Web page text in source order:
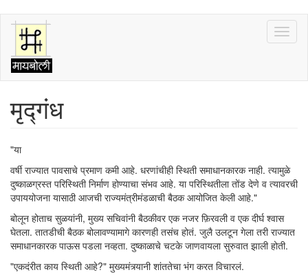
Skip
main
content
मृद्गंध
"या
वर्षी राज्यात पावसाचे प्रमाण कमी आहे. धरणांचीही स्थिती समाधानकारक नाही. त्यामुळे
दुष्काळग्रस्त परिस्थिती निर्माण होण्याचा संभव आहे. या परिस्थितीला तोंड देणे व त्यावरची
उपाययोजना यासाठी आजची राज्यमंत्रीमंडळाची बैठक आयोजित केली आहे."
बोलून होताच सुळयांनी, मुख्य सचिवांनी बैठकीवर एक नजर फ़िरवली व एक दीर्घ श्वास
घेतला. तातडीची बैठक बोलावण्यामागे कारणही तसंच होतं. जुलै उलटून गेला तरी राज्यात
समाधानकारक पाऊस पडला नव्हता. दुष्काळाचे चटके जाणवायला सुरुवात झाली होती.
"एकदंरीत काय स्थिती आहे?" मुख्यमंत्र्यानी शांततेचा भंग करत विचारलं.